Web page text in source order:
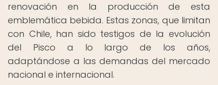
renovación en la producción de esta
emblemática bebida. Estas zonas, que limitan
con Chile, han sido testigos de la evolución
del Pisco a lo largo de los años,
adaptándose a las demandas del mercado
nacional e internacional.